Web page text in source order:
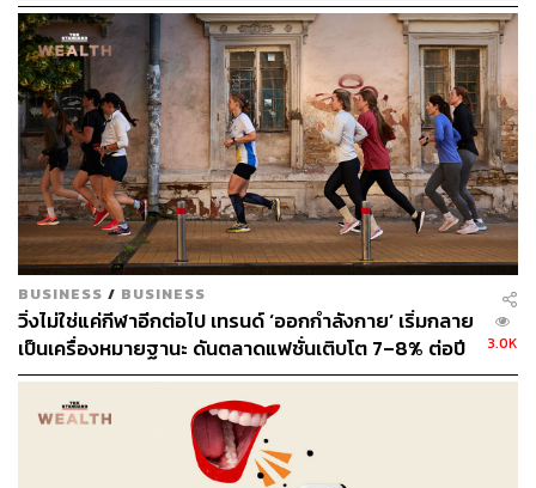
เกินกว่าเกณฑ์ที่กำหนดไว้ ซึ่งอยู่ในช่วง 97.61-167.51
ดอลลาร์
อ้างอิง:
https://www.bloomberg.com/news/articles/2024-09-2
0/nike-spent-104-million-on-ceo-donahoe-before-he-
was-ousted
สามารถติดตาม THE STANDARD WEALTH
ผ่านแอปพลิเคชันต่างๆ ที่คุณสะดวกหรือใช้งานอยู่แล้วได้เลย
John Donahoe Elliott Hill
BUSINESS / BUSINESS
วิ่งไม่ใช่แค่กีฬาอีกต่อไป เทรนด์ ‘ออกกำลังกาย’ เริ่มกลาย
เป็นเครื่องหมายฐานะ ดันตลาดแฟชั่นเติบโต 7–8% ต่อปี
3.0K